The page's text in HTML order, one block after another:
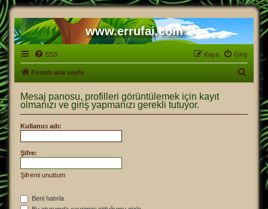
www.errufai.com
SSS Giriş
Kayıt
Forum ana sayfa
Mesaj panosu, profilleri görüntülemek için kayıt
olmanızı ve giriş yapmanızı gerekli tutuyor.
Kullanıcı adı:
Şifre:
Şifremi unuttum
Beni hatırla